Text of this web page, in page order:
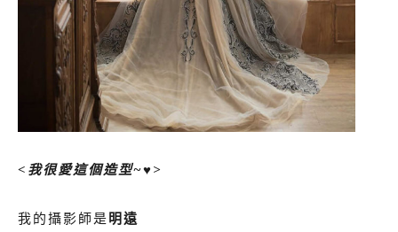
<我很愛這個造型~♥>
我的攝影師是 明遠